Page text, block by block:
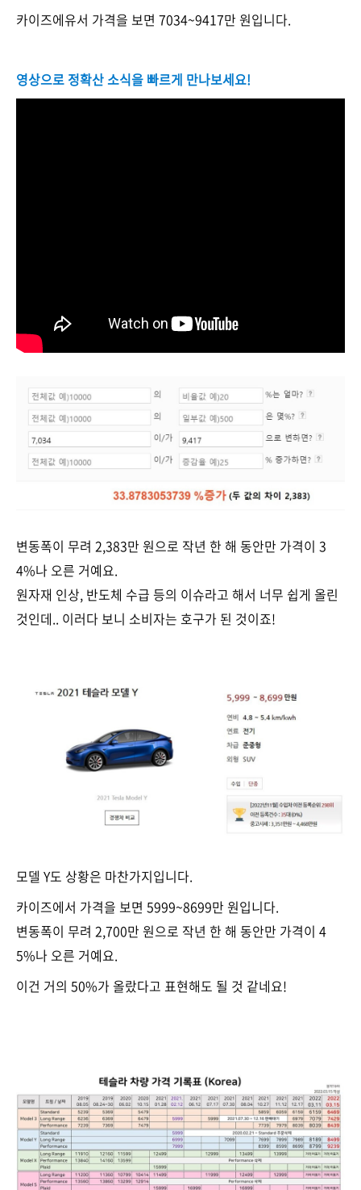
카이즈에유서 가격을 보면 7034~9417만 원입니다.
영상으로 정확산 소식을 빠르게 만나보세요!
변동폭이 무려 2,383만 원으로 작년 한 해 동안만 가격이 3
4%나 오른 거예요.
원자재 인상, 반도체 수급 등의 이슈라고 해서 너무 쉽게 올린
것인데.. 이러다 보니 소비자는 호구가 된 것이죠!
모델 Y도 상황은 마찬가지입니다.
카이즈에서 가격을 보면 5999~8699만 원입니다.
변동폭이 무려 2,700만 원으로 작년 한 해 동안만 가격이 4
5%나 오른 거예요.
이건 거의 50%가 올랐다고 표현해도 될 것 같네요!